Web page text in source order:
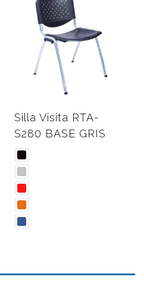
Silla Visita RTA-
S280 BASE GRIS